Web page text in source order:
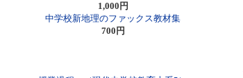
1,000円
中学校新地理のファックス教材集
700円